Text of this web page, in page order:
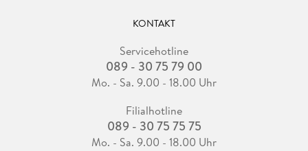
KONTAKT
Servicehotline
089 - 30 75 79 00
Mo. - Sa. 9.00 - 18.00 Uhr
Filialhotline
089 - 30 75 75 75
Mo. - Sa. 9.00 - 18.00 Uhr